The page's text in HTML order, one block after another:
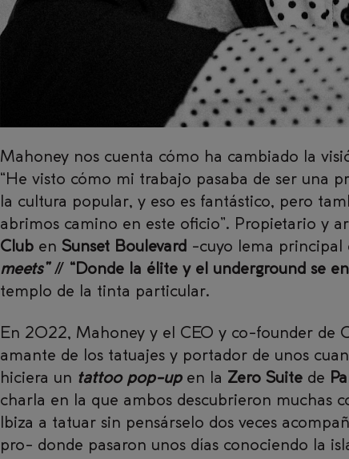
Mahoney nos cuenta cómo ha cambiado la
“He visto cómo mi trabajo pasaba de ser una
la cultura popular, y eso es fantástico, pero
abrimos camino en este oficio”. Propietario y
Club en Sunset Boulevard -cuyo lema principal
meets” // “Donde la élite y el underground se
templo de la tinta particular.
En 2022, Mahoney y el CEO y co-founder de
amante de los tatuajes y portador de unos
hiciera un tattoo pop-up en la Zero Suite de
charla en la que ambos descubrieron muchas
Ibiza a tatuar sin pensárselo dos veces
pro- donde pasaron unos días conociendo la